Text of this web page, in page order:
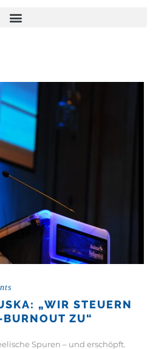
„WIR STEUERN
ZU“
Spuren – und erschöpft.